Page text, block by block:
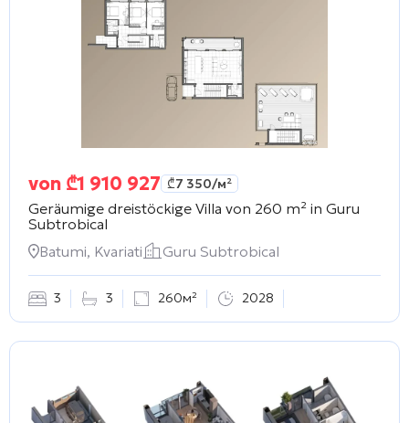
von ₾1 910 927 ₾7 350/м²
Geräumige dreistöckige Villa von 260 m² in Guru
Subtrobical
Batumi, Kvariati
Guru Subtrobical
3 3 260м² 2028